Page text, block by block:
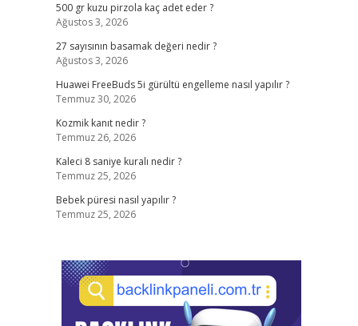
500 gr kuzu pirzola kaç adet eder ?
Ağustos 3, 2026
27 sayısının basamak değeri nedir ?
Ağustos 3, 2026
Huawei FreeBuds 5i gürültü engelleme nasıl yapılır ?
Temmuz 30, 2026
Kozmik kanıt nedir ?
Temmuz 26, 2026
Kaleci 8 saniye kuralı nedir ?
Temmuz 25, 2026
Bebek püresi nasıl yapılır ?
Temmuz 25, 2026